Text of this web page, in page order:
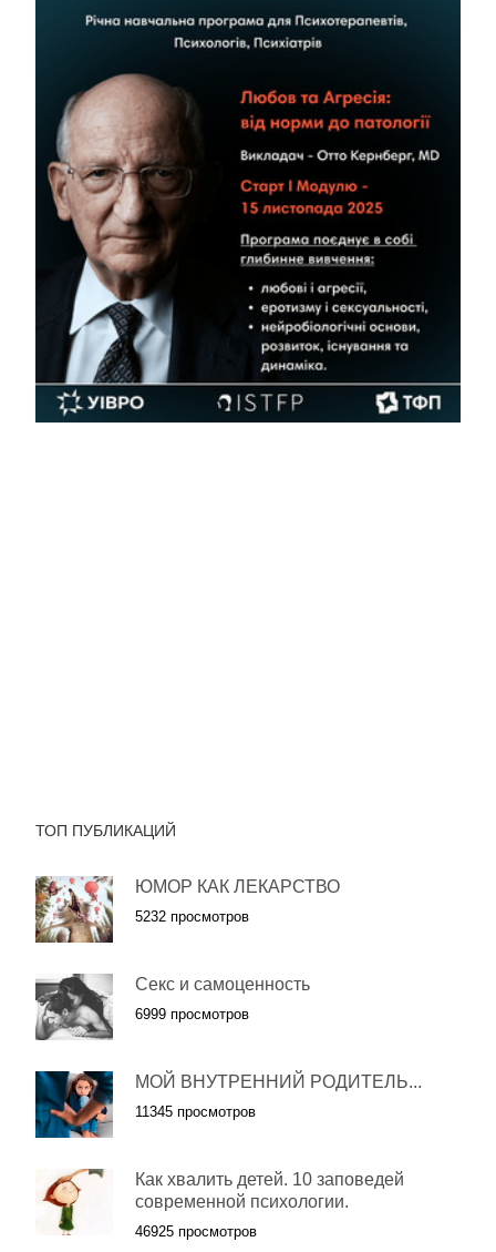
ТОП ПУБЛИКАЦИЙ
ЮМОР КАК ЛЕКАРСТВО
5232 просмотров
Секс и самоценность
6999 просмотров
МОЙ ВНУТРЕННИЙ РОДИТЕЛЬ...
11345 просмотров
Как хвалить детей. 10 заповедей
современной психологии.
46925 просмотров